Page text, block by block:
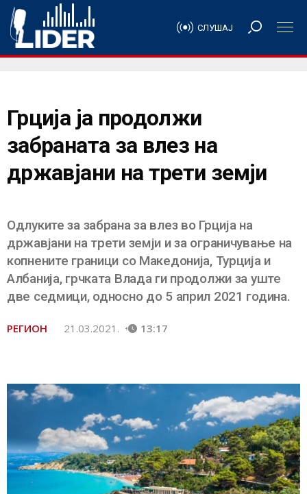
СЛУШАЈ
Грција ја продолжи
забраната за влез на
државјани на трети земји
Одлуките за забрана за влез во Грција на
државјани на трети земји и за ограничување на
копнените граници со Македонија, Турција и
Албанија, грчката Влада ги продолжи за уште
две седмици, односно до 5 април 2021 година.
РЕГИОН 21.03.2021. 13:17